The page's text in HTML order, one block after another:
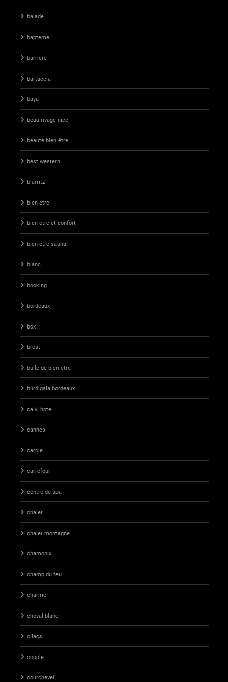
balade
bapteme
barriere
bartaccia
baya
beau rivage nice
beauté bien être
best western
biarritz
bien etre
bien etre et confort
bien etre sauna
blanc
booking
bordeaux
box
brest
bulle de bien etre
burdigala bordeaux
calvi hotel
cannes
carole
carrefour
centre de spa
chalet
chalet montagne
chamonix
champ du feu
charme
cheval blanc
cilaos
couple
courchevel